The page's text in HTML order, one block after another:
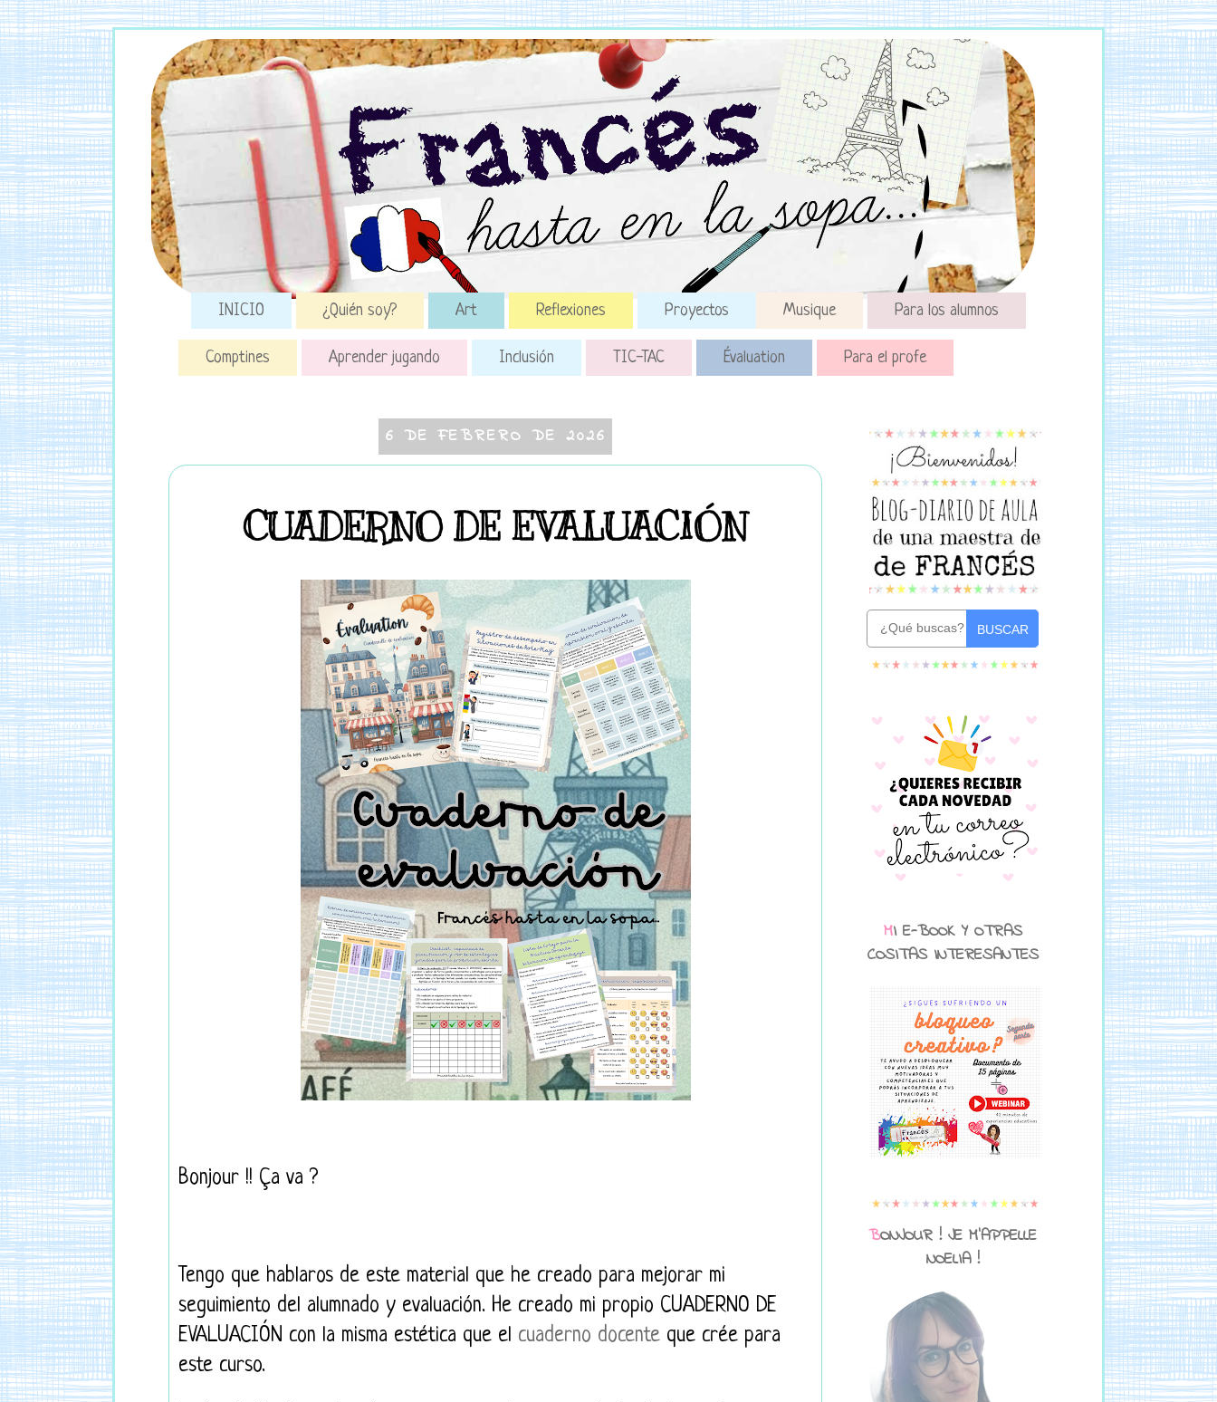
INICIO ¿Quién soy? Art Reflexiones Proyectos Musique Para los alumnos
Comptines Aprender jugando Inclusión TIC-TAC Évaluation Para el profe
6 DE FEBRERO DE 2026
CUADERNO DE EVALUACIÓN
Bonjour !! Ça va ?
Tengo que hablaros de este material que he creado para mejorar mi
seguimiento del alumnado y evaluación. He creado mi propio CUADERNO DE
EVALUACIÓN con la misma estética que el cuaderno docente que crée para
este curso.
BUSCAR
MI E-BOOK Y OTRAS
COSITAS INTERESANTES
BONJOUR ! JE M'APPELLE
NOELIA !